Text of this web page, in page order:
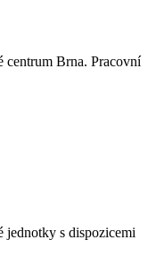
centrum Brna. Pracovní
jednotky s dispozicemi